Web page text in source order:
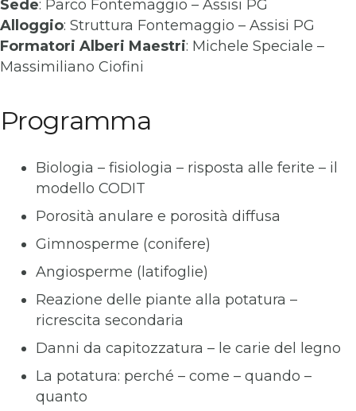
Sede: Parco Fontemaggio – Assisi PG
Alloggio: Struttura Fontemaggio – Assisi PG
Formatori Alberi Maestri: Michele Speciale –
Massimiliano Ciofini
Programma
Biologia – fisiologia – risposta alle ferite – il
modello CODIT
Porosità anulare e porosità diffusa
Gimnosperme (conifere)
Angiosperme (latifoglie)
Reazione delle piante alla potatura –
ricrescita secondaria
Danni da capitozzatura – le carie del legno
La potatura: perché – come – quando –
quanto